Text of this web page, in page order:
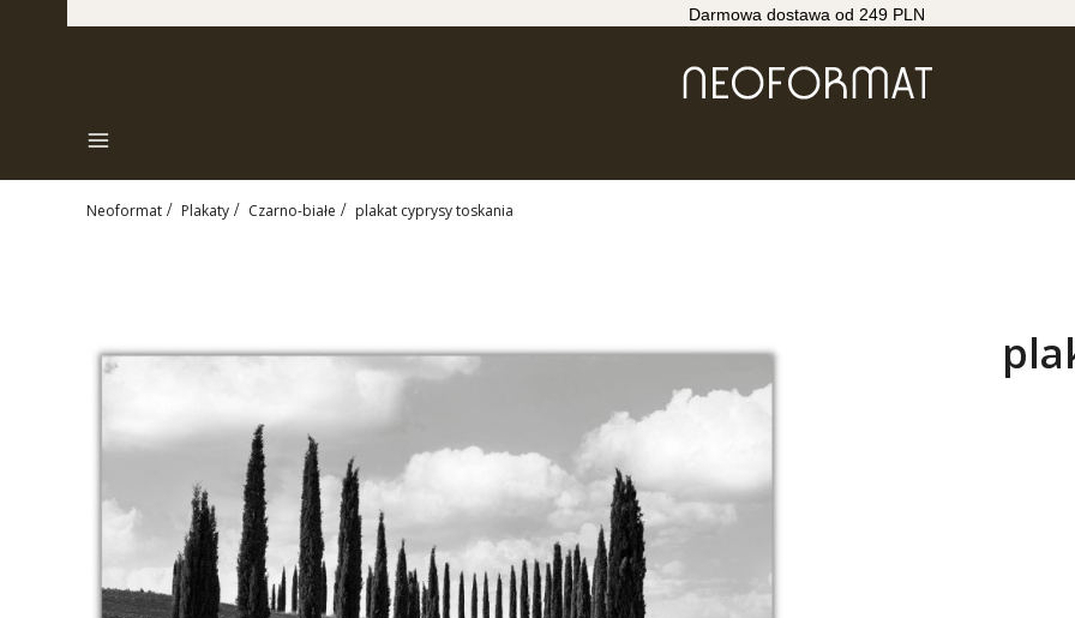
Darmowa dostawa od 249 PLN
Menu
Neoformat Plakaty Czarno-białe plakat cyprysy toskania